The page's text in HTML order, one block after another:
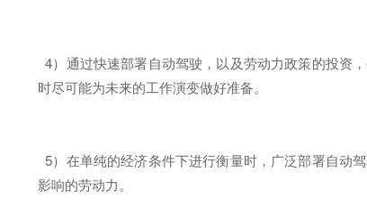
4）通过快速部署自动驾驶，以及劳动力政策的投资
时尽可能为未来的工作演变做好准备。
5）在单纯的经济条件下进行衡量时，广泛部署自动
影响的劳动力。